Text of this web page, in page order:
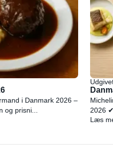
i Danmark 2026 –
prisni...
2026
Læs